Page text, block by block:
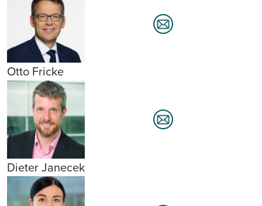
Otto Fricke
Dieter Janecek